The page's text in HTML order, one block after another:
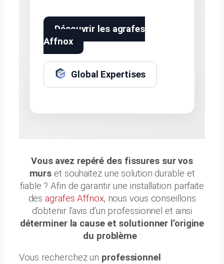
Découvrir les agrafes
Affnox
Global Expertises
Vous avez repéré des fissures sur vos
murs et souhaitez une solution durable et
fiable ? Afin de garantir une installation parfaite
des agrafes Affnox, nous vous conseillons
d’obtenir l’avis d’un professionnel et ainsi
déterminer la cause et solutionner l’origine
du problème :
Vous recherchez un professionnel